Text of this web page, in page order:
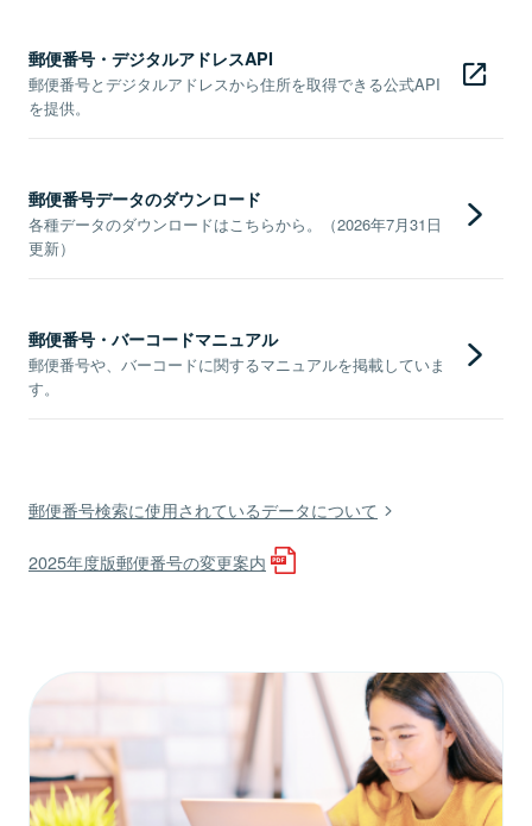
郵便番号・デジタルアドレスAPI
郵便番号とデジタルアドレスから住所を取得できる公式API
を提供。
郵便番号データのダウンロード
各種データのダウンロードはこちらから。（2026年7月31日
更新）
郵便番号・バーコードマニュアル
郵便番号や、バーコードに関するマニュアルを掲載していま
す。
郵便番号検索に使用されているデータについて
2025年度版郵便番号の変更案内